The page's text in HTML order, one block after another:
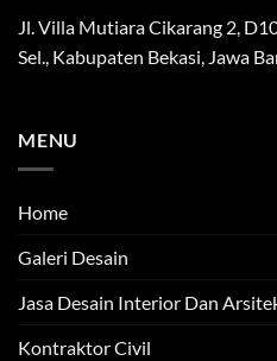
Jl. Villa Mutiara Cikarang 2,
Sel., Kabupaten Bekasi, Jawa
MENU
Home
Galeri Desain
Jasa Desain Interior Dan
Kontraktor Civil